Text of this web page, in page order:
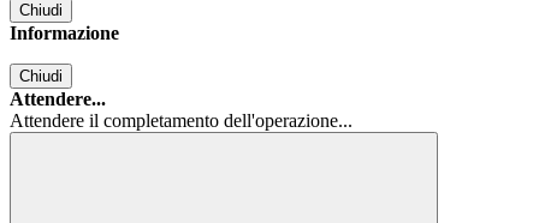
Chiudi
Informazione
Chiudi
Attendere...
Attendere il completamento dell'operazione...